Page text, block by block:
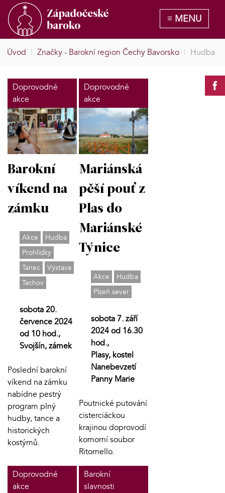
Úvod | Značky - Barokní region Čechy Bavorsko | Hudba
Doprovodné
akce
Barokní
víkend na
zámku
Akce
Hudba
Prohlídky
Tanec
Výstava
Tachov
sobota 20.
července 2024
od 10 hod.,
Svojšín, zámek
Poslední barokní
víkend na zámku
nabídne pestrý
program plný
hudby, tance a
historických
kostýmů.
Doprovodné
akce
Mariánská
pěší pouť z
Plas do
Mariánské
Týnice
Akce
Hudba
Plzeň sever
sobota 7. září
2024 od 16.30
hod.,
Plasy, kostel
Nanebevzetí
Panny Marie
Poutnické putování
cisterciáckou
krajinou doprovodí
komorní soubor
Ritornello.
Doprovodné
akce
Barokní
slavnosti